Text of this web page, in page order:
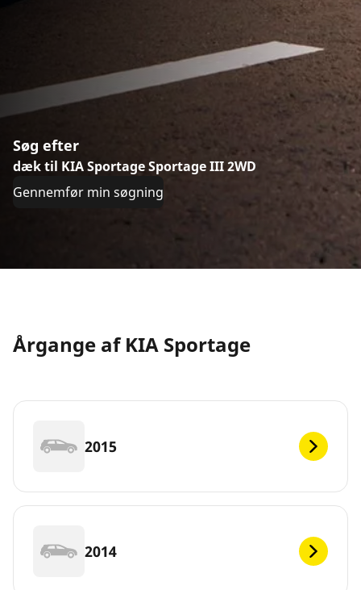
Søg efter
dæk til KIA Sportage Sportage III 2WD
Gennemfør min søgning
Årgange af KIA Sportage
2015
2014